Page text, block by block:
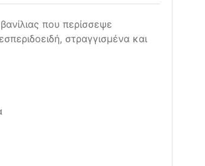
που περίσσεψε
στραγγισμένα και